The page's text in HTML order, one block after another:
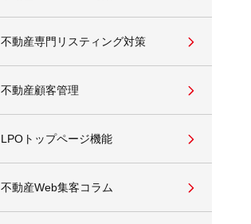
不動産専門リスティング対策
不動産顧客管理
LPOトップページ機能
不動産Web集客コラム